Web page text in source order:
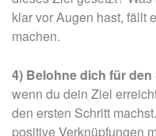
klar vor Augen hast, fällt
machen.
4) Belohne dich für den
wenn du dein Ziel
den ersten Schritt
positive Verknüpfungen